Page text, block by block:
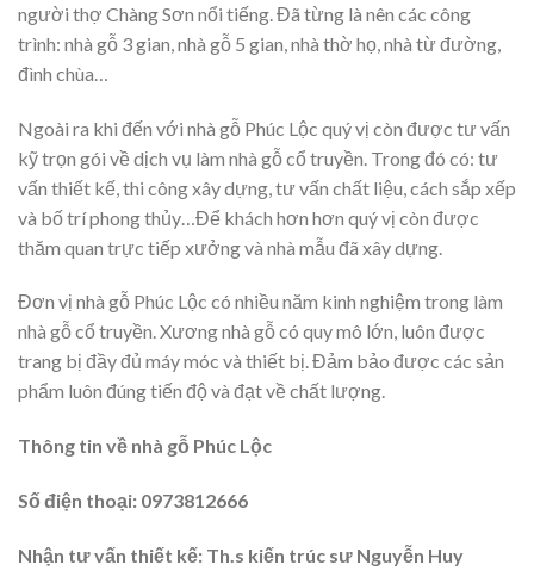
người thợ Chàng Sơn nổi tiếng. Đã từng là nên các công
trình: nhà gỗ 3 gian, nhà gỗ 5 gian, nhà thờ họ, nhà từ đường,
đình chùa…
Ngoài ra khi đến với nhà gỗ Phúc Lộc quý vị còn được tư vấn
kỹ trọn gói về dịch vụ làm nhà gỗ cổ truyền. Trong đó có: tư
vấn thiết kế, thi công xây dựng, tư vấn chất liệu, cách sắp xếp
và bố trí phong thủy…Để khách hơn hơn quý vị còn được
thăm quan trực tiếp xưởng và nhà mẫu đã xây dựng.
Đơn vị nhà gỗ Phúc Lộc có nhiều năm kinh nghiệm trong làm
nhà gỗ cổ truyền. Xương nhà gỗ có quy mô lớn, luôn được
trang bị đầy đủ máy móc và thiết bị. Đảm bảo được các sản
phẩm luôn đúng tiến độ và đạt về chất lượng.
Thông tin về nhà gỗ Phúc Lộc
Số điện thoại: 0973812666
Nhận tư vấn thiết kế: Th.s kiến trúc sư Nguyễn Huy